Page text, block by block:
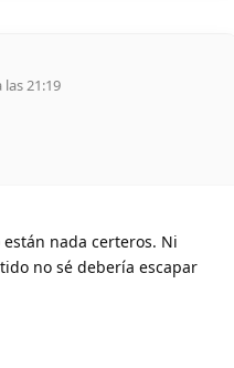
21:19
nada certeros. Ni
no sé debería escapar